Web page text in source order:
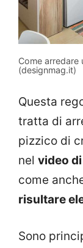
Come arredare
(designmag.it)
Questa
tratta di
pizzico di
nel video di
come
risultare
Sono